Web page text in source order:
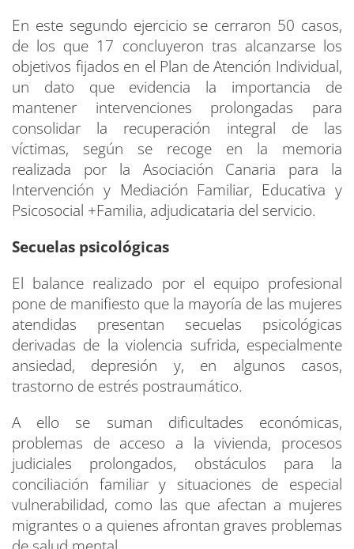
En este segundo ejercicio se cerraron 50 casos,
de los que 17 concluyeron tras alcanzarse los
objetivos fijados en el Plan de Atención Individual,
un dato que evidencia la importancia de
mantener intervenciones prolongadas para
consolidar la recuperación integral de las
víctimas, según se recoge en la memoria
realizada por la Asociación Canaria para la
Intervención y Mediación Familiar, Educativa y
Psicosocial +Familia, adjudicataria del servicio.
Secuelas psicológicas
El balance realizado por el equipo profesional
pone de manifiesto que la mayoría de las mujeres
atendidas presentan secuelas psicológicas
derivadas de la violencia sufrida, especialmente
ansiedad, depresión y, en algunos casos,
trastorno de estrés postraumático.
A ello se suman dificultades económicas,
problemas de acceso a la vivienda, procesos
judiciales prolongados, obstáculos para la
conciliación familiar y situaciones de especial
vulnerabilidad, como las que afectan a mujeres
migrantes o a quienes afrontan graves problemas